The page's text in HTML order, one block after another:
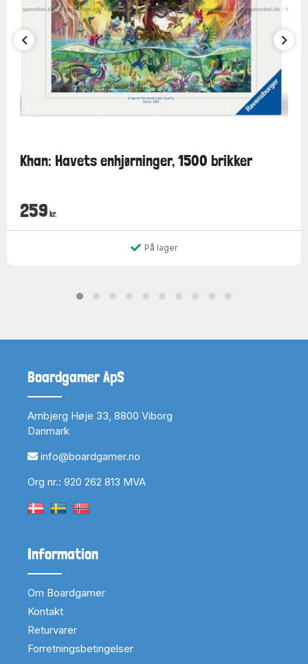
Khan: Havets enhjørninger, 1500 brikker
259 kr.
På lager
Boardgamer ApS
Arnbjerg Høje 33, 8800 Viborg
Danmark
info@boardgamer.no
Org nr.: 920 262 813 MVA
Information
Om Boardgamer
Kontakt
Returvarer
Forretningsbetingelser